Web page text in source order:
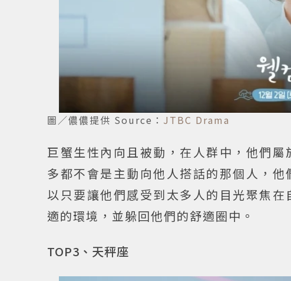
圖／儂儂提供 Source： JTBC Drama
巨蟹生性內向且被動，在人群中，他們
多都不會是主動向他人搭話的那個人，
以只要讓他們感受到太多人的目光聚焦
適的環境，並躲回他們的舒適圈中。
TOP3、天秤座